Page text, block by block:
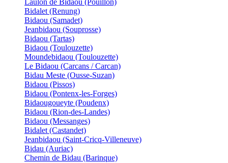
Laulon de Bidaou (Pouillon)
Bidalet (Renung)
Bidaou (Samadet)
Jeanbidaou (Souprosse)
Bidaou (Tartas)
Bidaou (Toulouzette)
Moundebidaou (Toulouzette)
Le Bidaou (Carcans / Carcan)
Bidau Meste (Ousse-Suzan)
Bidaou (Pissos)
Bidaou (Pontenx-les-Forges)
Bidaougoueyte (Poudenx)
Bidaou (Rion-des-Landes)
Bidaou (Messanges)
Bidalet (Castandet)
Jeanbidaou (Saint-Cricq-Villeneuve)
Bidau (Auriac)
Chemin de Bidau (Barinque)